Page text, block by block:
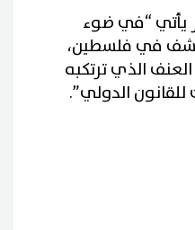
يأتي “في ضوء
في فلسطين،
الذي ترتكبه
الدولي”.